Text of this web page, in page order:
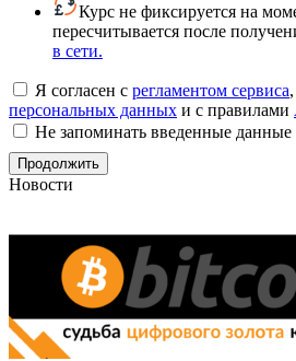
Курс не фиксируется на
пересчитывается после
в сети.
Я согласен с регламентом сервиса,
персональных данных и с правилами
Не запоминать введенные данные
Новости